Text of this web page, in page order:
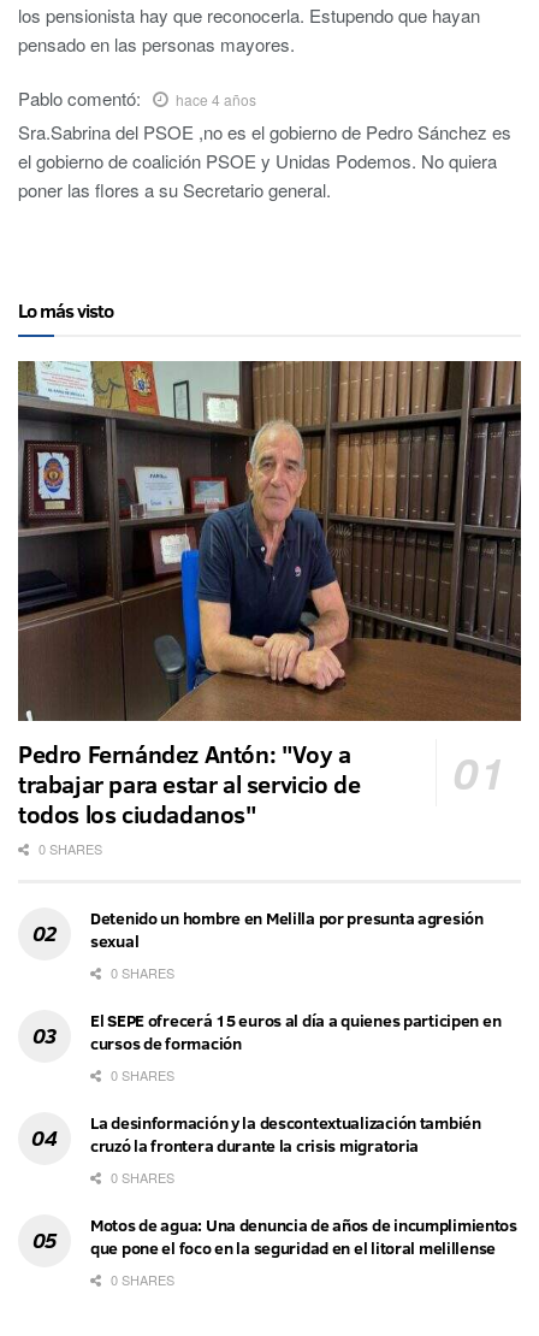
los pensionista hay que reconocerla. Estupendo que hayan
pensado en las personas mayores.
Pablocomentó: hace 4 años
Sra.Sabrina del PSOE ,no es el gobierno de Pedro Sánchez es
el gobierno de coalición PSOE y Unidas Podemos. No quiera
poner las flores a su Secretario general.
Lo más visto
Pedro Fernández Antón: "Voy a
trabajar para estar al servicio de
todos los ciudadanos"
0 SHARES
Detenido un hombre en Melilla por presunta agresión
sexual
0 SHARES
El SEPE ofrecerá 15 euros al día a quienes participen en
cursos de formación
0 SHARES
La desinformación y la descontextualización también
cruzó la frontera durante la crisis migratoria
0 SHARES
Motos de agua: Una denuncia de años de incumplimientos
que pone el foco en la seguridad en el litoral melillense
0 SHARES